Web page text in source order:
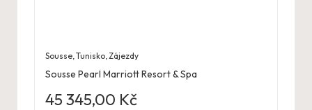
Sousse,Tunisko,Zájezdy
Sousse Pearl Marriott Resort & Spa
45 345,00 Kč